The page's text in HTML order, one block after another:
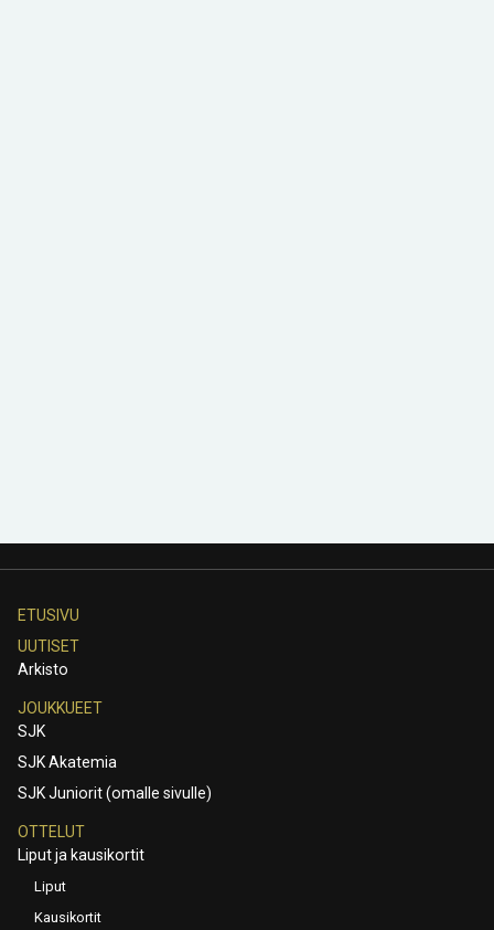
ETUSIVU
UUTISET
Arkisto
JOUKKUEET
SJK
SJK Akatemia
SJK Juniorit (omalle sivulle)
OTTELUT
Liput ja kausikortit
Liput
Kausikortit